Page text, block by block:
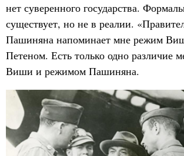
нет суверенного государства.
существует, но не в реалии.
Пашиняна напоминает мне режим
Петеном. Есть только одно различие
Виши и режимом Пашиняна.